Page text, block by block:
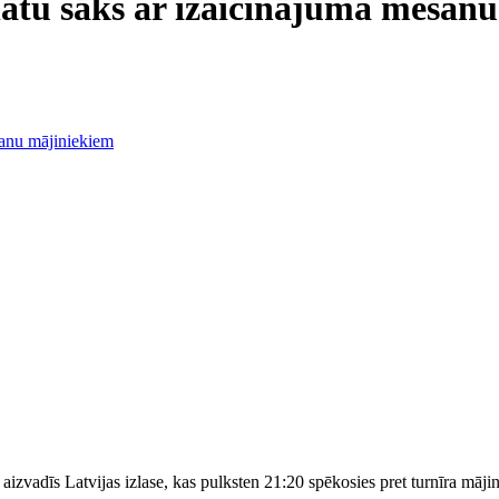
sāks ar izaicinājuma
Latvijas izlase, kas pulksten 21:20 spēkosies pret turnīra